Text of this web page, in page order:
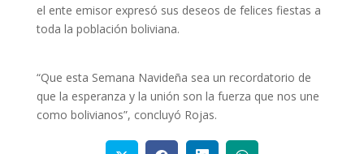
el ente emisor expresó sus deseos de felices fiestas a
toda la población boliviana.
“Que esta Semana Navideña sea un recordatorio de
que la esperanza y la unión son la fuerza que nos une
como bolivianos”, concluyó Rojas.